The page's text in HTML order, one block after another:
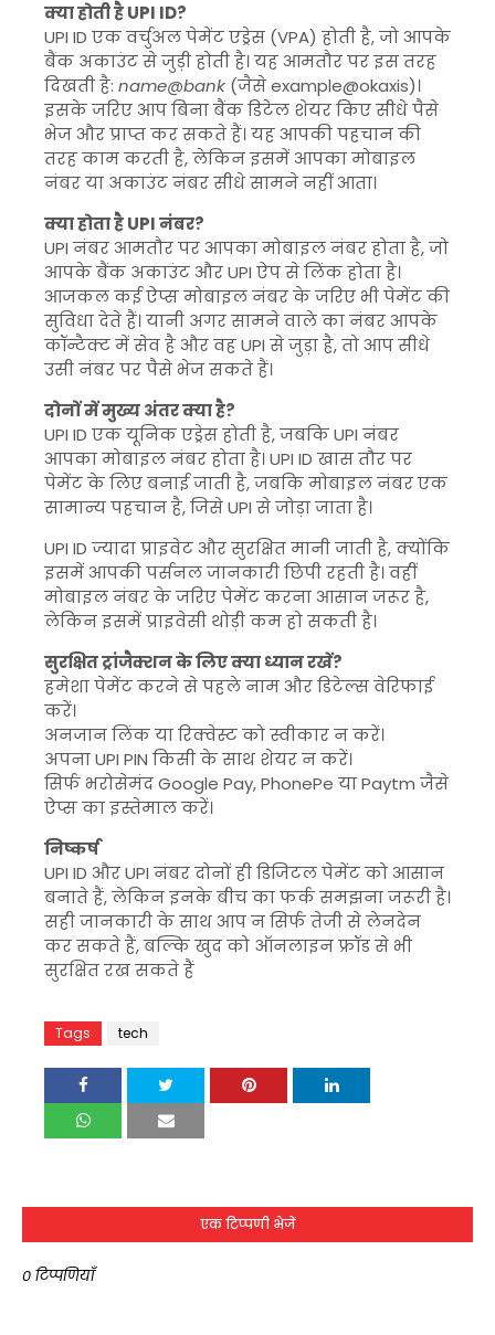
क्या होती है UPI ID?
UPI ID एक वर्चुअल पेमेंट एड्रेस (VPA) होती है, जो आपके
बैंक अकाउंट से जुड़ी होती है। यह आमतौर पर इस तरह
दिखती है: name@bank (जैसे example@okaxis)।
इसके जरिए आप बिना बैंक डिटेल शेयर किए सीधे पैसे
भेज और प्राप्त कर सकते हैं। यह आपकी पहचान की
तरह काम करती है, लेकिन इसमें आपका मोबाइल
नंबर या अकाउंट नंबर सीधे सामने नहीं आता।
क्या होता है UPI नंबर?
UPI नंबर आमतौर पर आपका मोबाइल नंबर होता है, जो
आपके बैंक अकाउंट और UPI ऐप से लिंक होता है।
आजकल कई ऐप्स मोबाइल नंबर के जरिए भी पेमेंट की
सुविधा देते हैं। यानी अगर सामने वाले का नंबर आपके
कॉन्टैक्ट में सेव है और वह UPI से जुड़ा है, तो आप सीधे
उसी नंबर पर पैसे भेज सकते हैं।
दोनों में मुख्य अंतर क्या है?
UPI ID एक यूनिक एड्रेस होती है, जबकि UPI नंबर
आपका मोबाइल नंबर होता है। UPI ID खास तौर पर
पेमेंट के लिए बनाई जाती है, जबकि मोबाइल नंबर एक
सामान्य पहचान है, जिसे UPI से जोड़ा जाता है।
UPI ID ज्यादा प्राइवेट और सुरक्षित मानी जाती है, क्योंकि
इसमें आपकी पर्सनल जानकारी छिपी रहती है। वहीं
मोबाइल नंबर के जरिए पेमेंट करना आसान जरूर है,
लेकिन इसमें प्राइवेसी थोड़ी कम हो सकती है।
सुरक्षित ट्रांजैक्शन के लिए क्या ध्यान रखें?
हमेशा पेमेंट करने से पहले नाम और डिटेल्स वेरिफाई
करें।
अनजान लिंक या रिक्वेस्ट को स्वीकार न करें।
अपना UPI PIN किसी के साथ शेयर न करें।
सिर्फ भरोसेमंदGoogle Pay,PhonePe याPaytm जैसे
ऐप्स का इस्तेमाल करें।
निष्कर्ष
UPI ID और UPI नंबर दोनों ही डिजिटल पेमेंट को आसान
बनाते हैं, लेकिन इनके बीच का फर्क समझना जरूरी है।
सही जानकारी के साथ आप न सिर्फ तेजी से लेनदेन
कर सकते हैं, बल्कि खुद को ऑनलाइन फ्रॉड से भी
सुरक्षित रख सकते हैं
Tags tech
एक टिप्पणी भेजें
0 टिप्पणियाँ